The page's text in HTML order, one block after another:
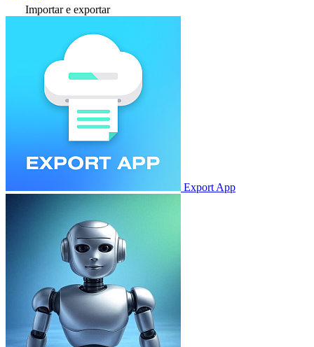
Importar e exportar
Export App